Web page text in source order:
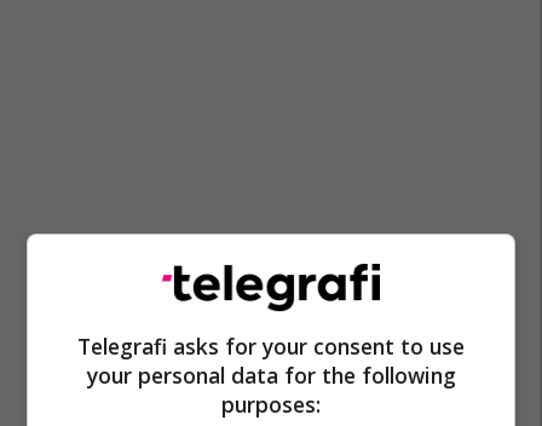
Bateri
Telegrafi asks for your consent to use
your personal data for the following
purposes: